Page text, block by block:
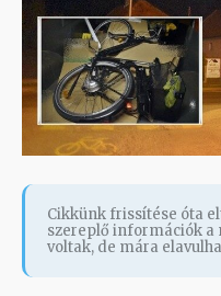
Cikkünk frissítése óta
szereplő információk
voltak, de mára